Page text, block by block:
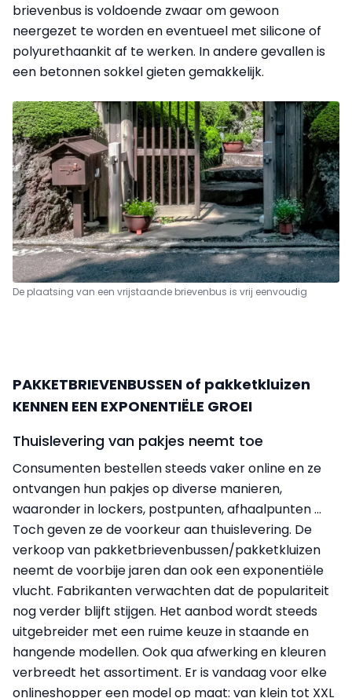
brievenbus is voldoende zwaar om gewoon
neergezet te worden en eventueel met silicone of
polyurethaan­kit af te werken. In andere gevallen is
een beton­nen sokkel gieten gemakkelijk.
De plaatsing van een vrijstaande brievenbus is vrij eenvoudig
PAKKETBRIEVENBUSSEN of pakketkluizen
KENNEN EEN EXPONENTIËLE GROEI
Thuislevering van pakjes neemt toe
Consumenten bestellen steeds vaker online en ze
ontvangen hun pakjes op diverse manieren,
waaronder in lockers, postpunten, afhaalpunten ...
Toch geven ze de voorkeur aan thuislevering. De
verkoop van pakketbrievenbussen/pakketkluizen
neemt de voorbije jaren dan ook een exponentiële
vlucht. Fabrikanten verwachten dat de populariteit
nog verder blijft stijgen. Het aanbod wordt steeds
uitgebreider met een ruime keuze in staande en
hangende modellen. Ook qua afwerking en kleuren
verbreedt het assortiment. Er is vandaag voor elke
onlineshopper een model op maat: van klein tot XXL